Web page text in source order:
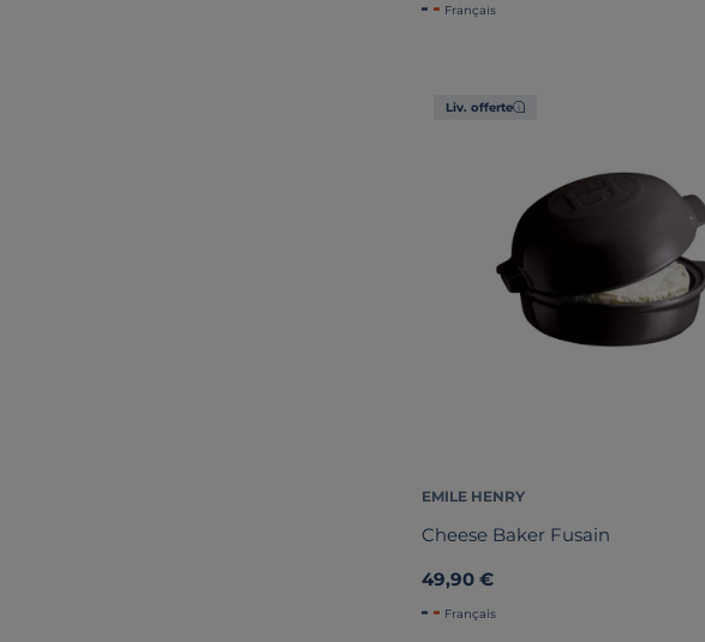
Français
Liv. offerte
EMILE HENRY
Cheese Baker Fusain
49,90 €
Français